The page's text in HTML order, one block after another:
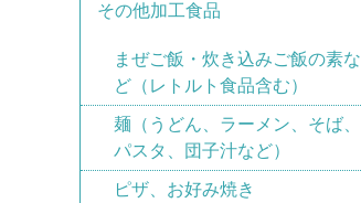
その他加工食品
まぜご飯・炊き込みご飯の素な
ど（レトルト食品含む）
麺（うどん、ラーメン、そば、
パスタ、団子汁など）
ピザ、お好み焼き